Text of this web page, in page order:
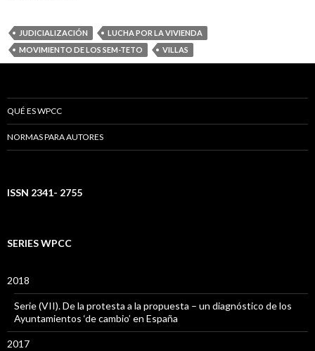
JUDICIALIZACIÓN
LUCHA POR LA VIVIENDA
MOVIMIENTO DE LOS SEM-TETO
VILLAS
QUÉ ES WPCC
NORMAS PARA AUTORES
ISSN 2341- 2755
SERIES WPCC
2018
Serie (VII). De la protesta a la propuesta – un diagnóstico de los
Ayuntamientos ‘de cambio’ en España
2017